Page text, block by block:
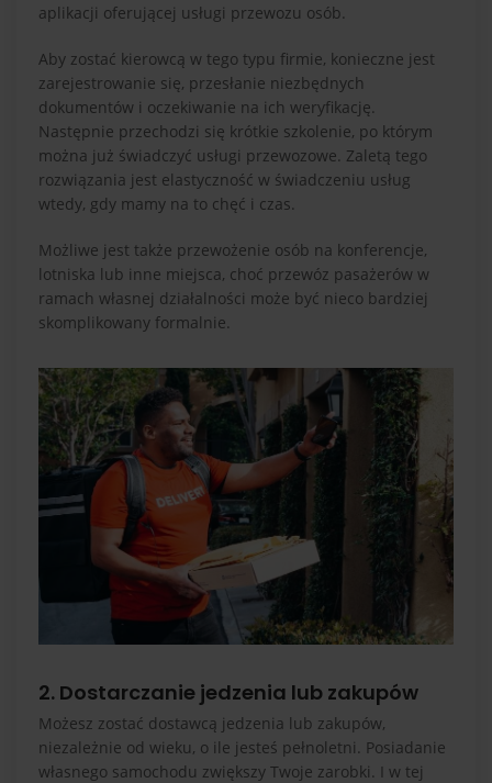
aplikacji oferującej usługi przewozu osób.
Aby zostać kierowcą w tego typu firmie, konieczne jest
zarejestrowanie się, przesłanie niezbędnych
dokumentów i oczekiwanie na ich weryfikację.
Następnie przechodzi się krótkie szkolenie, po którym
można już świadczyć usługi przewozowe. Zaletą tego
rozwiązania jest elastyczność w świadczeniu usług
wtedy, gdy mamy na to chęć i czas.
Możliwe jest także przewożenie osób na konferencje,
lotniska lub inne miejsca, choć przewóz pasażerów w
ramach własnej działalności może być nieco bardziej
skomplikowany formalnie.
2. Dostarczanie jedzenia lub zakupów
Możesz zostać dostawcą jedzenia lub zakupów,
niezależnie od wieku, o ile jesteś pełnoletni. Posiadanie
własnego samochodu zwiększy Twoje zarobki. I w tej